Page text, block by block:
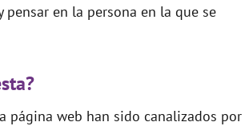
en la persona en la que se
página web han sido canalizados por